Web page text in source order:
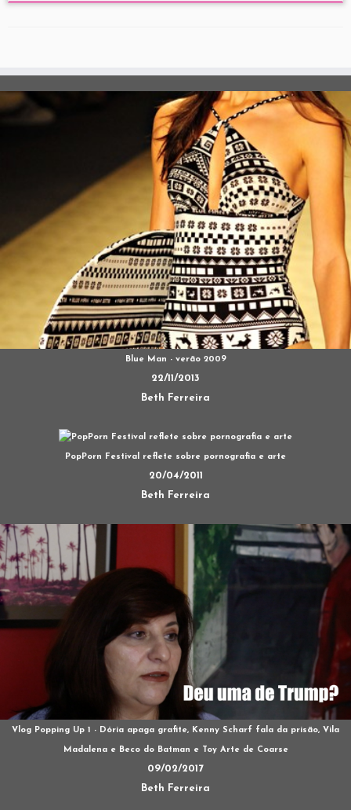
Blue Man - verão 2009
22/11/2013
Beth Ferreira
PopPorn Festival reflete sobre pornografia e arte
20/04/2011
Beth Ferreira
Vlog Popping Up 1 - Dória apaga grafite, Kenny Scharf fala da prisão, Vila
Madalena e Beco do Batman e Toy Arte de Coarse
09/02/2017
Beth Ferreira